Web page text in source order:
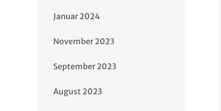
Januar 2024
November 2023
September 2023
August 2023